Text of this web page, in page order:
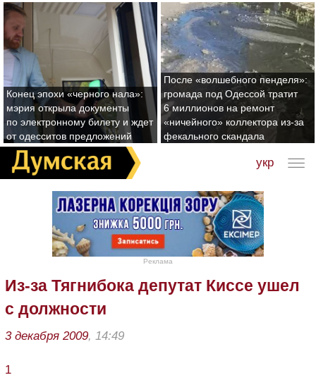
Конец эпохи «черного нала»:
мэрия открыла документы
по электронному билету и ждет
от одесситов предложений
После «волшебного пенделя»:
громада под Одессой тратит
6 миллионов на ремонт
«ничейного» коллектора из-за
фекального скандала
укр
Реклама
Из-за Тягнибока депутат Киссе ушел
с должности
3 декабря 2009, 14:49
1